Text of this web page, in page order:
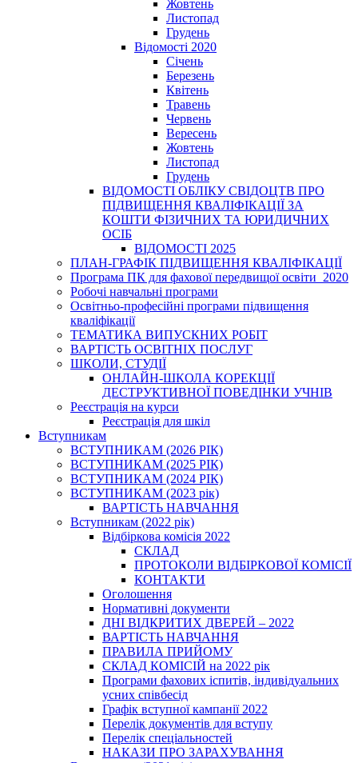
Жовтень
Листопад
Грудень
Відомості 2020
Січень
Березень
Квітень
Травень
Червень
Вересень
Жовтень
Листопад
Грудень
ВІДОМОСТІ ОБЛІКУ СВІДОЦТВ ПРО
ПІДВИЩЕННЯ КВАЛІФІКАЦІЇ ЗА
КОШТИ ФІЗИЧНИХ ТА ЮРИДИЧНИХ
ОСІБ
ВІДОМОСТІ 2025
ПЛАН-ГРАФІК ПІДВИЩЕННЯ КВАЛІФІКАЦІЇ
Програма ПК для фахової передвищої освіти_2020
Робочі навчальні програми
Освітньо-професійні програми підвищення
кваліфікації
ТЕМАТИКА ВИПУСКНИХ РОБІТ
ВАРТІСТЬ ОСВІТНІХ ПОСЛУГ
ШКОЛИ, СТУДІЇ
ОНЛАЙН-ШКОЛА КОРЕКЦІЇ
ДЕСТРУКТИВНОЇ ПОВЕДІНКИ УЧНІВ
Реєстрація на курси
Реєстрація для шкіл
Вступникам
ВСТУПНИКАМ (2026 РІК)
ВСТУПНИКАМ (2025 РІК)
ВСТУПНИКАМ (2024 РІК)
ВСТУПНИКАМ (2023 рік)
ВАРТІСТЬ НАВЧАННЯ
Вступникам (2022 рік)
Відбіркова комісія 2022
СКЛАД
ПРОТОКОЛИ ВІДБІРКОВОЇ КОМІСІЇ
КОНТАКТИ
Оголошення
Нормативні документи
ДНІ ВІДКРИТИХ ДВЕРЕЙ – 2022
ВАРТІСТЬ НАВЧАННЯ
ПРАВИЛА ПРИЙОМУ
СКЛАД КОМІСІЙ на 2022 рік
Програми фахових іспитів, індивідуальних
усних співбесід
Графік вступної кампанії 2022
Перелік документів для вступу
Перелік спеціальностей
НАКАЗИ ПРО ЗАРАХУВАННЯ